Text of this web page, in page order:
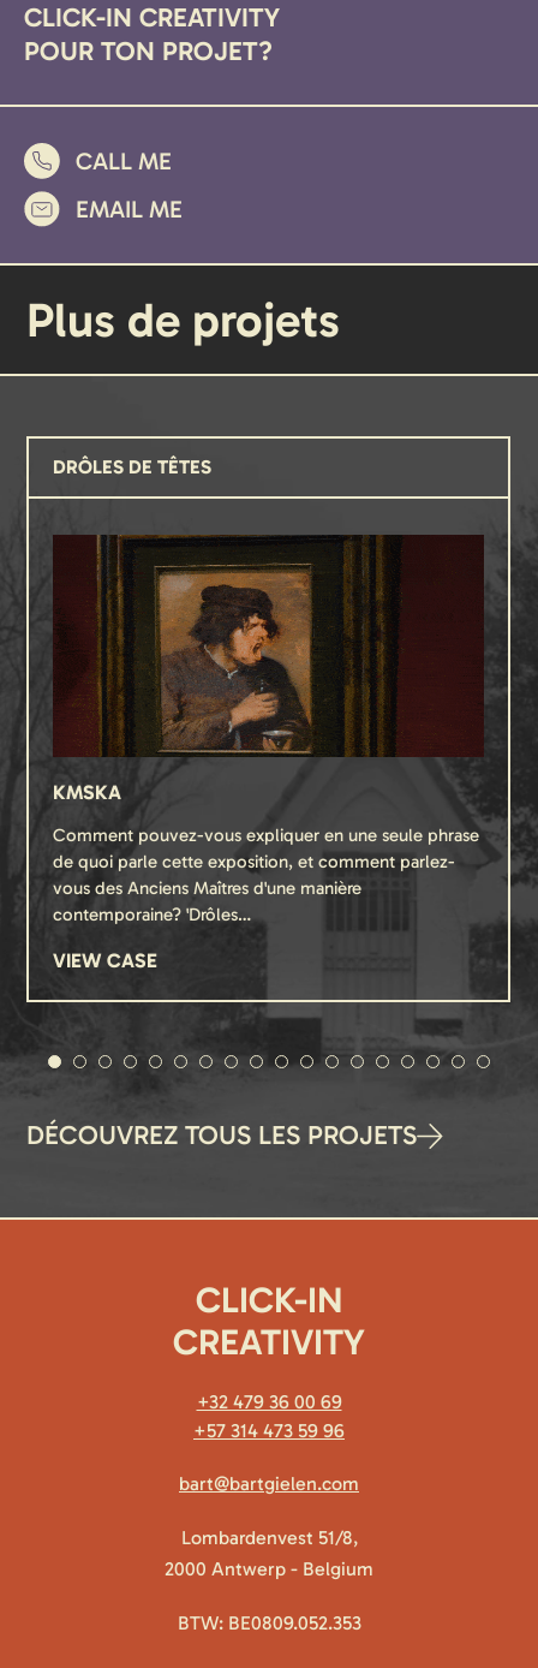
CLICK-IN CREATIVITY
POUR TON PROJET?
CALL ME
EMAIL ME
Plus de projets
DRÔLES DE TÊTES
KMSKA
Comment pouvez-vous expliquer en une seule phrase
de quoi parle cette exposition, et comment parlez-
vous des Anciens Maîtres d'une manière
contemporaine? 'Drôles…
VIEW CASE
DÉCOUVREZ TOUS LES PROJETS
CLICK-IN
CREATIVITY
+32 479 36 00 69
+57 314 473 59 96
bart@bartgielen.com
Lombardenvest 51/8,
2000 Antwerp - Belgium
BTW: BE0809.052.353